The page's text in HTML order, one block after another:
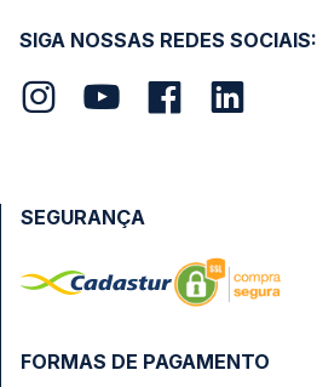
SIGA NOSSAS REDES SOCIAIS:
FORMAS DE PAGAMENTO
SEGURANÇA